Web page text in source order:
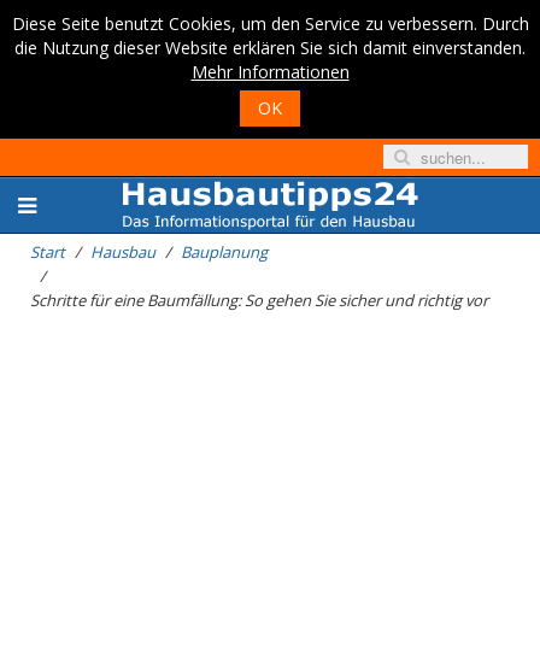
Diese Seite benutzt Cookies, um den Service zu verbessern. Durch
die Nutzung dieser Website erklären Sie sich damit einverstanden.
Mehr Informationen
OK
Start Hausbau Bauplanung
Schritte für eine Baumfällung: So gehen Sie sicher und richtig vor